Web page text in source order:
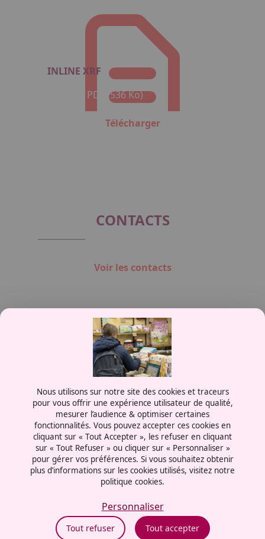
INLINE XRF
Format : PDF (536 Ko)
Télécharger
CONTACTS
Voir les contacts
0387556600
Rue de la Grange aux Bois
57070 - Metz
France
Politiques de confidentialité
Nous utilisons sur notre site des cookies et traceurs
pour vous offrir une expérience utilisateur de qualité,
mesurer l’audience & optimiser certaines
fonctionnalités. Vous pouvez accepter ces cookies en
cliquant sur « Tout Accepter », les refuser en cliquant
sur « Tout Refuser » ou cliquer sur « Personnaliser »
pour gérer vos préférences. Si vous souhaitez obtenir
plus d’informations sur les cookies utilisés, visitez notre
politique cookies.
Tout accepter
Tout refuser
Personnaliser